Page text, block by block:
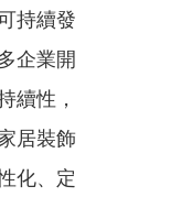
持續發
企業開
續性，
居裝飾
化、定